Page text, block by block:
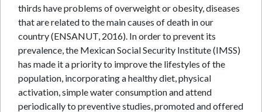
thirds have problems of overweight or obesity, diseases
that are related to the main causes of death in our
country (ENSANUT, 2016). In order to prevent its
prevalence, the Mexican Social Security Institute (IMSS)
has made it a priority to improve the lifestyles of the
population, incorporating a healthy diet, physical
activation, simple water consumption and attend
periodically to preventive studies, promoted and offered